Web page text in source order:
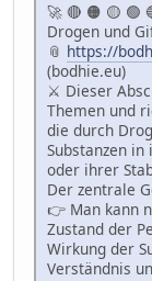
🚀 🔴 🟠 🟡 🟢
Drogen und
📎 https://
(bodhie.eu)
⚔️ Dieser
Themen und
die durch
Substanzen
oder ihrer
Der zentrale
👉 Man kann
Zustand der
Wirkung der
Verständnis